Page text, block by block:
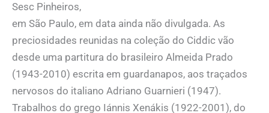
Sesc Pinheiros,
em São Paulo, em data ainda não divulgada. As
preciosidades reunidas na coleção do Ciddic vão
desde uma partitura do brasileiro Almeida Prado
(1943-2010) escrita em guardanapos, aos traçados
nervosos do italiano Adriano Guarnieri (1947).
Trabalhos do grego Iánnis Xenákis (1922-2001), do